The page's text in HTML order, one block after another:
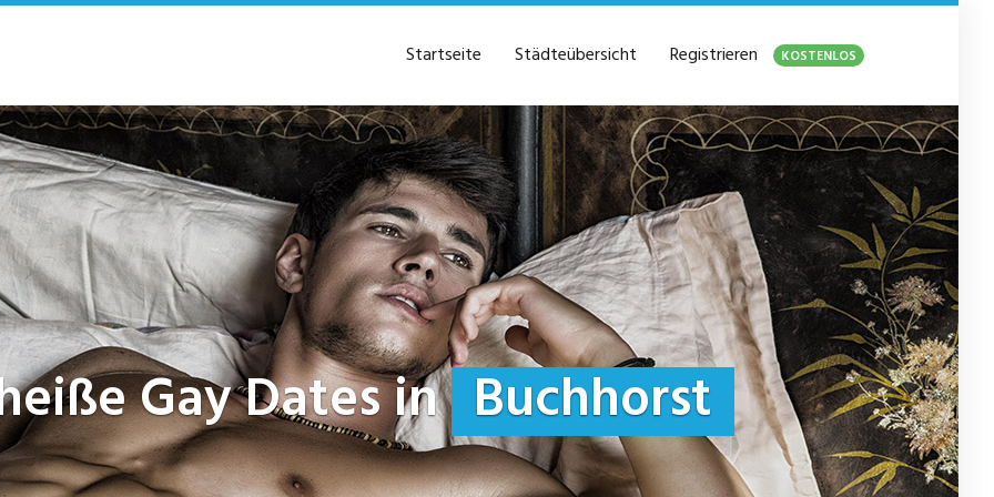
Startseite Städteübersicht Registrieren KOSTENLOS
Gay Dates in Buchhorst